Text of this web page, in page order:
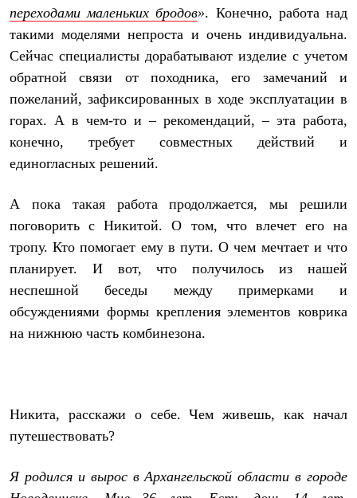
Мужская обувь
Ботинки
Кроссовки
Гамаши и бахилы
Гамаши
Тапочки и чуни
Тапочки
Уход за обувью
Головные уборы
Балаклавы и маски
Кепки и бейсболки
Панамы
Перчатки и рукавицы
Перчатки
Рукавицы
Шевроны
Термоковрики
В Арктику
Коллекции
переходами маленьких бродов». Конечно, работа над
такими моделями непроста и очень индивидуальна.
Сейчас специалисты дорабатывают изделие с учетом
обратной связи от походника, его замечаний и
пожеланий, зафиксированных в ходе эксплуатации в
горах. А в чем-то и – рекомендаций, – эта работа,
конечно, требует совместных действий и
единогласных решений.
А пока такая работа продолжается, мы решили
поговорить с Никитой. О том, что влечет его на
тропу. Кто помогает ему в пути. О чем мечтает и что
планирует. И вот, что получилось из нашей
неспешной беседы между примерками и
обсуждениями формы крепления элементов коврика
на нижнюю часть комбинезона.
Никита, расскажи о себе. Чем живешь, как начал
путешествовать?
Я родился и вырос в Архангельской области в городе